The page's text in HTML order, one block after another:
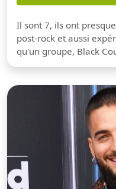
Il sont 7, ils ont
post-rock et aussi
qu'un groupe, Black